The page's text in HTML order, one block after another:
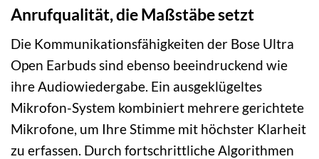
Anrufqualität, die Maßstäbe setzt
Die Kommunikationsfähigkeiten der Bose Ultra
Open Earbuds sind ebenso beeindruckend wie
ihre Audiowiedergabe. Ein ausgeklügeltes
Mikrofon-System kombiniert mehrere gerichtete
Mikrofone, um Ihre Stimme mit höchster Klarheit
zu erfassen. Durch fortschrittliche Algorithmen